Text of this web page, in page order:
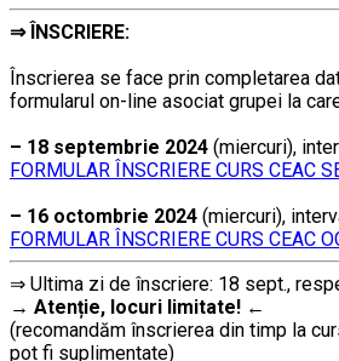
⇒ÎNSCRIERE:
Înscrierea se face prin completarea
formularul on-line asociat grupei la
– 18 septembrie 2024 (miercuri),
FORMULAR ÎNSCRIERE CURS CEAC
– 16 octombrie 2024 (miercuri),
FORMULAR ÎNSCRIERE CURS CEAC
⇒ Ultima zi de înscriere: 18 sept.,
→ Atenție, locuri limitate! ←
(recomandăm înscrierea din timp la
pot fi suplimentate)